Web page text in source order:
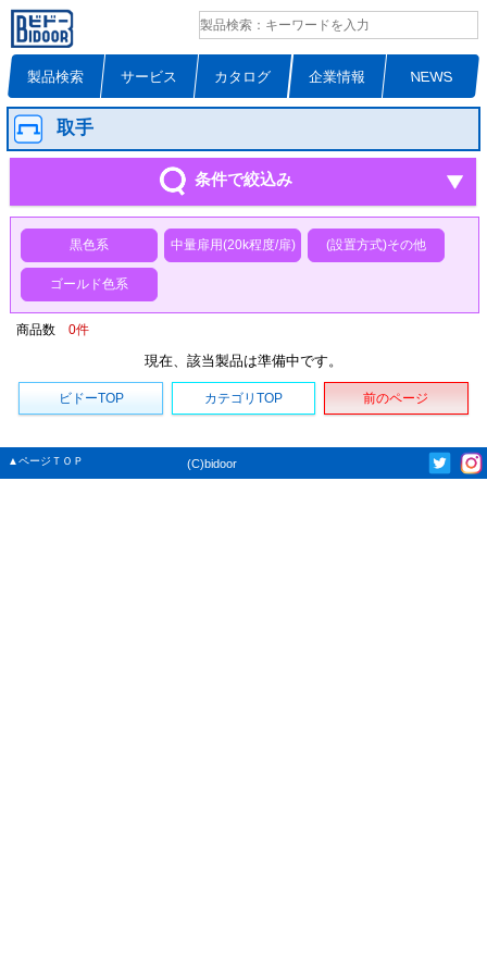
製品検索 サービス カタログ 企業情報 NEWS
取手
条件で絞込み
黒色系 中量扉用(20k程度/扉) (設置方式)その他
ゴールド色系
商品数 0件
現在、該当製品は準備中です。
ビドーTOP カテゴリTOP 前のページ
▲ページＴＯＰ (C)bidoor